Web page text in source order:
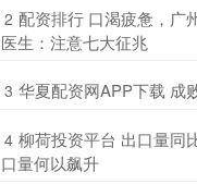
2 配资排行 口渴疲惫，广
医生：注意七大征兆
3 华夏配资网APP下载 成
4 柳荷投资平台 出口量同
口量何以飙升